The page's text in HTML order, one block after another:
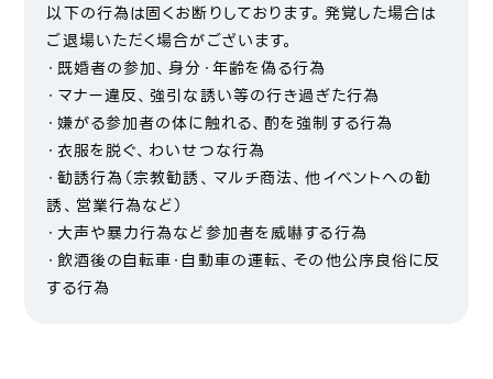
以下の行為は固くお断りしております。発覚した場合は
ご退場いただく場合がございます。
・既婚者の参加、身分・年齢を偽る行為
・マナー違反、強引な誘い等の行き過ぎた行為
・嫌がる参加者の体に触れる、酌を強制する行為
・衣服を脱ぐ、わいせつな行為
・勧誘行為（宗教勧誘、マルチ商法、他イベントへの勧
誘、営業行為など）
・大声や暴力行為など参加者を威嚇する行為
・飲酒後の自転車・自動車の運転、その他公序良俗に反
する行為